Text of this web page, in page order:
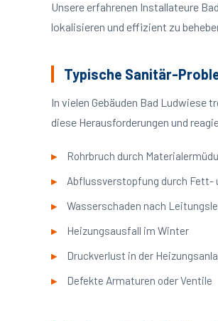
Unsere erfahrenen Installateure
lokalisieren und effizient zu
Typische Sanitär-
In vielen Gebäuden Bad Ludwiese
diese Herausforderungen und
Rohrbruch durch
Abflussverstopfung durch Fett-
Wasserschaden nach
Heizungsausfall im Winter
Druckverlust in der
Defekte Armaturen oder Ventile